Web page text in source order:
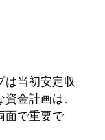
は当初安定収
金計画は、
面で重要で